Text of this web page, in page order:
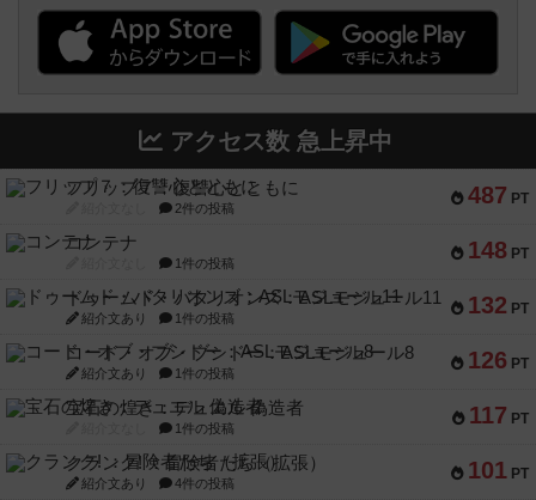
アクセス数 急上昇中
487 PT
フリップ７：復讐心とともに
2件の投稿
148 PT
コンテナ
1件の投稿
132 PT
ドゥームド・バタリオンズ：ASLモジュール11
紹介文あり 1件の投稿
126 PT
コード・オブ・ブシドー：ASLモジュール8
紹介文あり 1件の投稿
117 PT
宝石の煌き：デュエル 偽造者
1件の投稿
101 PT
クランク! ：冒険者たち（拡張）
紹介文あり 4件の投稿